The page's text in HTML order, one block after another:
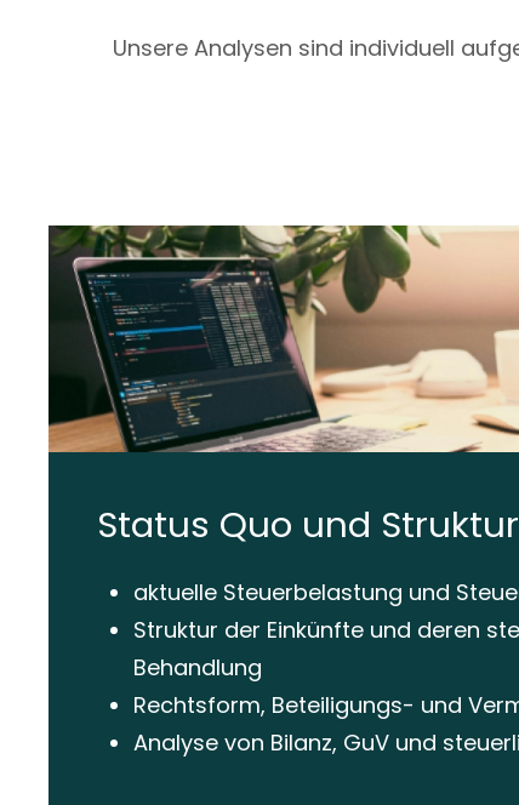
Unsere Analysen sind individuell
Status Quo und Struktur
aktuelle Steuerbelastung und
Struktur der Einkünfte und deren
Behandlung
Rechtsform, Beteiligungs- und
Analyse von Bilanz, GuV und